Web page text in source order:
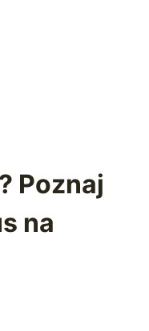
Poznaj
na